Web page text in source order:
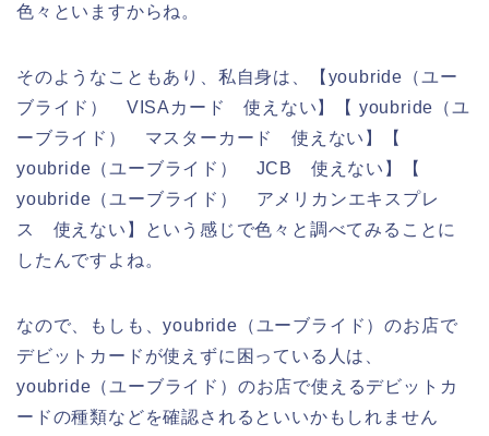
色々といますからね。
そのようなこともあり、私自身は、【youbride（ユー
ブライド） VISAカード 使えない】【 youbride（ユ
ーブライド） マスターカード 使えない】【
youbride（ユーブライド） JCB 使えない】【
youbride（ユーブライド） アメリカンエキスプレ
ス 使えない】という感じで色々と調べてみることに
したんですよね。
なので、もしも、youbride（ユーブライド）のお店で
デビットカードが使えずに困っている人は、
youbride（ユーブライド）のお店で使えるデビットカ
ードの種類などを確認されるといいかもしれません